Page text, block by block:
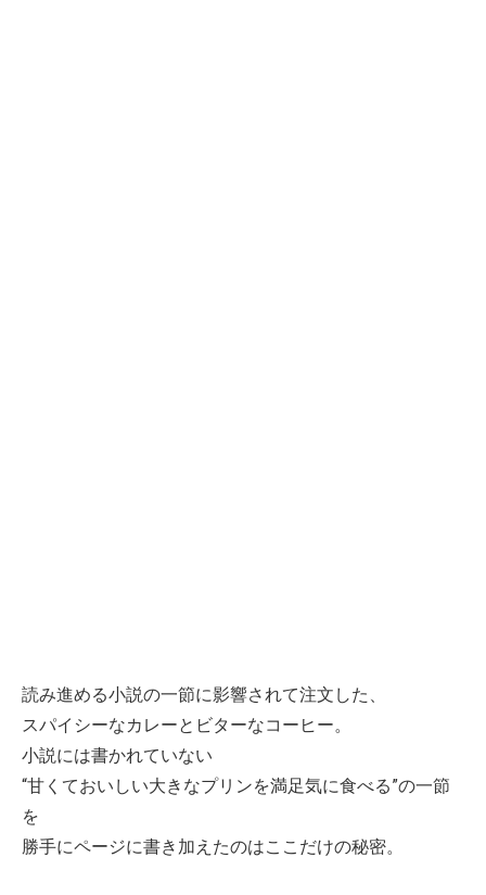
読み進める小説の一節に影響されて注文した、
スパイシーなカレーとビターなコーヒー。
小説には書かれていない
“甘くておいしい大きなプリンを満足気に食べる”の一節
を
勝手にページに書き加えたのはここだけの秘密。